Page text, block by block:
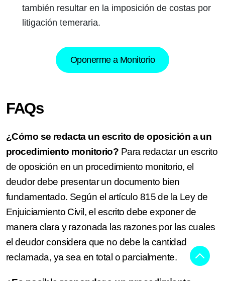
también resultar en la imposición de costas por
litigación temeraria.
Oponerme a Monitorio
FAQs
¿Cómo se redacta un escrito de oposición a un
procedimiento monitorio? Para redactar un escrito
de oposición en un procedimiento monitorio, el
deudor debe presentar un documento bien
fundamentado. Según el artículo 815 de la Ley de
Enjuiciamiento Civil, el escrito debe exponer de
manera clara y razonada las razones por las cuales
el deudor considera que no debe la cantidad
reclamada, ya sea en total o parcialmente.